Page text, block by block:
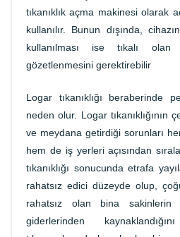
tıkanıklık açma makinesi olarak
kullanılır. Bunun dışında,
kullanılması ise tıkalı
gözetlenmesini gerektirebilir
Logar tıkanıklığı beraberinde
neden olur. Logar tıkanıklığının
ve meydana getirdiği sorunları
hem de iş yerleri açısından
tıkanıklığı sonucunda etrafa
rahatsız edici düzeyde olup,
rahatsız olan bina sakinlerin
giderlerinden